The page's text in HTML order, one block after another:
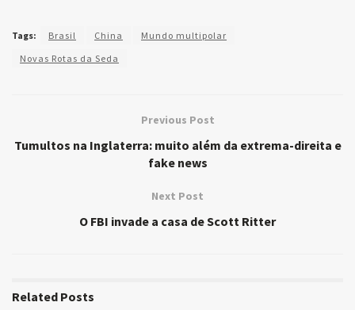
Tags: Brasil China
Mundo multipolar
Novas Rotas da Seda
Previous Post
Tumultos na Inglaterra: muito além da extrema-direita e
fake news
Next Post
O FBI invade a casa de Scott Ritter
Related Posts